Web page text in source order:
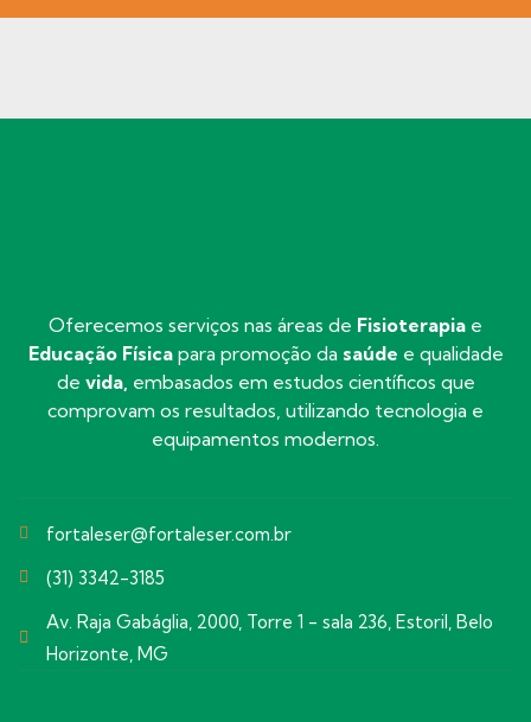
Oferecemos serviços nas áreas de Fisioterapia e
Educação Física para promoção da saúde e qualidade
de vida, embasados em estudos científicos que
comprovam os resultados, utilizando tecnologia e
equipamentos modernos.
fortaleser@fortaleser.com.br
(31) 3342-3185
Av. Raja Gabáglia, 2000, Torre 1 - sala 236, Estoril, Belo
Horizonte, MG